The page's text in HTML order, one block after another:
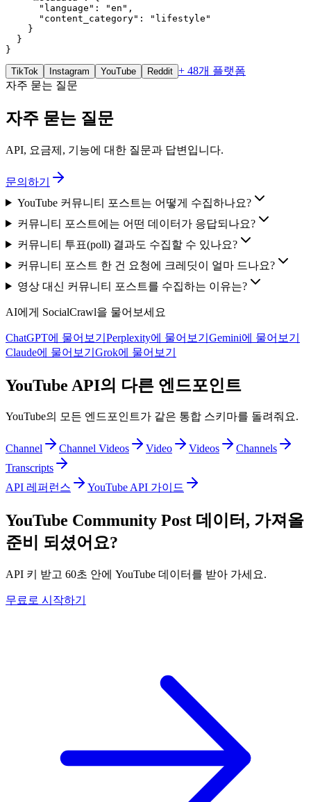
      "language": "en",
      "content_category": "lifestyle"
    }
  }
}
TikTok Instagram YouTube Reddit + 48개 플랫폼
자주 묻는 질문
자주 묻는 질문
API, 요금제, 기능에 대한 질문과 답변입니다.
문의하기
YouTube 커뮤니티 포스트는 어떻게 수집하나요?
커뮤니티 포스트에는 어떤 데이터가 응답되나요?
커뮤니티 투표(poll) 결과도 수집할 수 있나요?
커뮤니티 포스트 한 건 요청에 크레딧이 얼마 드나요?
영상 대신 커뮤니티 포스트를 수집하는 이유는?
AI에게 SocialCrawl을 물어보세요
ChatGPT에 물어보기 Perplexity에 물어보기 Gemini에 물어보기
Claude에 물어보기 Grok에 물어보기
YouTube API의 다른 엔드포인트
YouTube의 모든 엔드포인트가 같은 통합 스키마를 돌려줘요.
Channel Channel Videos Video Videos
Channels
Transcripts
API 레퍼런스
YouTube API 가이드
YouTube Community Post 데이터, 가져올
준비 되셨어요?
API 키 받고 60초 안에 YouTube 데이터를 받아 가세요.
무료로 시작하기